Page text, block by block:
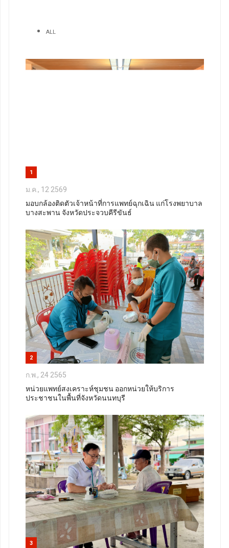
ALL
1
ม.ค., 12 2569
มอบกล้องติดตัวเจ้าหน้าที่การแพทย์ฉุกเฉิน แก่โรงพยาบาล
บางสะพาน จังหวัดประจวบคีรีขันธ์
2
ก.พ., 24 2565
หน่วยแพทย์สงเคราะห์ชุมชน ออกหน่วยให้บริการ
ประชาชนในพื้นที่จังหวัดนนทบุรี
3